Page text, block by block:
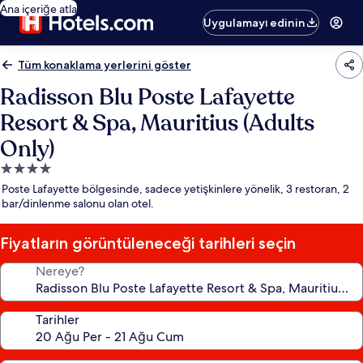
Ana içeriğe atla
Uygulamayı edinin
Tüm konaklama yerlerini göster
Radisson Blu Poste Lafayette
Resort & Spa, Mauritius (Adults
Only)
4.0
yıldızlı
konaklama
yeri
Poste Lafayette bölgesinde, sadece yetişkinlere yönelik, 3 restoran, 2
bar/dinlenme salonu olan otel.
Fiyatların görüntüleneceği tarihleri seçin
Nereye?
Tarihler